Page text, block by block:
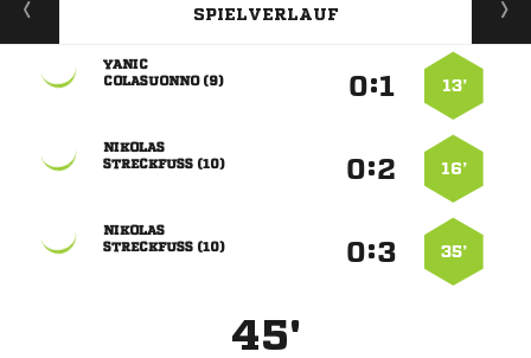
SPIELVERLAUF
13’
:

 
16’
:

 
35’
:

 
45'